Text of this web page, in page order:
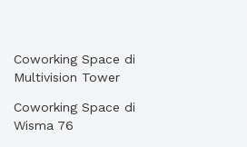
Coworking Space di
Multivision Tower
Coworking Space di
Wisma 76